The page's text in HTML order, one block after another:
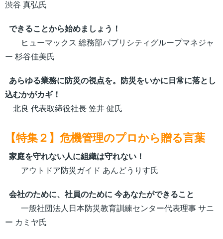
渋谷 真弘氏
できることから始めましょう！
ヒューマックス 総務部パブリシティグループマネジャ
ー 杉谷佳美氏
あらゆる業務に防災の視点を。防災をいかに日常に落とし
込むかがカギ！
北良 代表取締役社長 笠井 健氏
【特集２】危機管理のプロから贈る言葉
家庭を守れない人に組織は守れない！
アウトドア防災ガイド あんどうりす氏
会社のために、社員のために 今あなたができること
一般社団法人日本防災教育訓練センター代表理事 サニ
ー カミヤ氏